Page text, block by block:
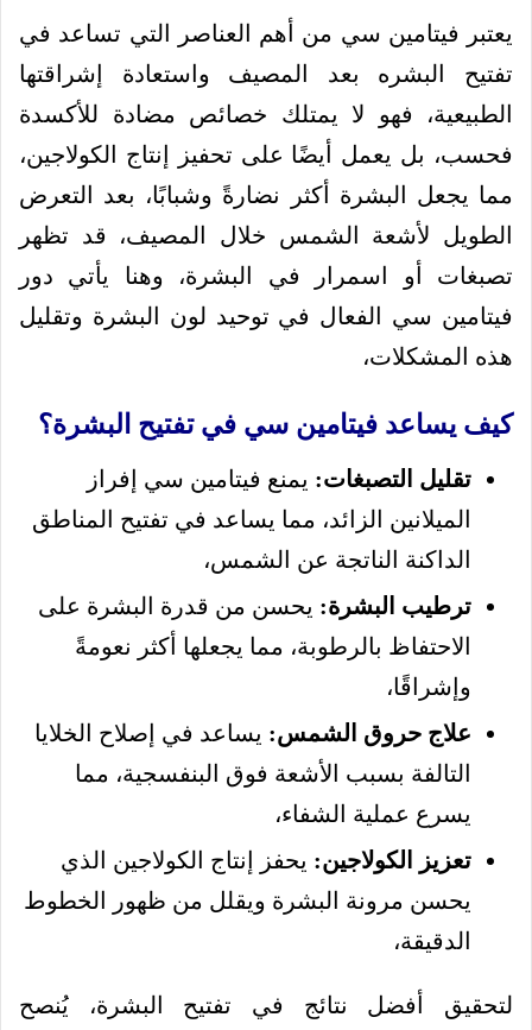
يعتبر فيتامين سي من أهم العناصر التي تساعد في
تفتيح البشره بعد المصيف واستعادة إشراقتها
الطبيعية، فهو لا يمتلك خصائص مضادة للأكسدة
فحسب، بل يعمل أيضًا على تحفيز إنتاج الكولاجين،
مما يجعل البشرة أكثر نضارةً وشبابًا، بعد التعرض
الطويل لأشعة الشمس خلال المصيف، قد تظهر
تصبغات أو اسمرار في البشرة، وهنا يأتي دور
فيتامين سي الفعال في توحيد لون البشرة وتقليل
هذه المشكلات،
كيف يساعد فيتامين سي في تفتيح البشرة؟
تقليل التصبغات: يمنع فيتامين سي إفراز
الميلانين الزائد، مما يساعد في تفتيح المناطق
الداكنة الناتجة عن الشمس،
ترطيب البشرة: يحسن من قدرة البشرة على
الاحتفاظ بالرطوبة، مما يجعلها أكثر نعومةً
وإشراقًا،
علاج حروق الشمس: يساعد في إصلاح الخلايا
التالفة بسبب الأشعة فوق البنفسجية، مما
يسرع عملية الشفاء،
تعزيز الكولاجين: يحفز إنتاج الكولاجين الذي
يحسن مرونة البشرة ويقلل من ظهور الخطوط
الدقيقة،
لتحقيق أفضل نتائج في تفتيح البشرة، يُنصح